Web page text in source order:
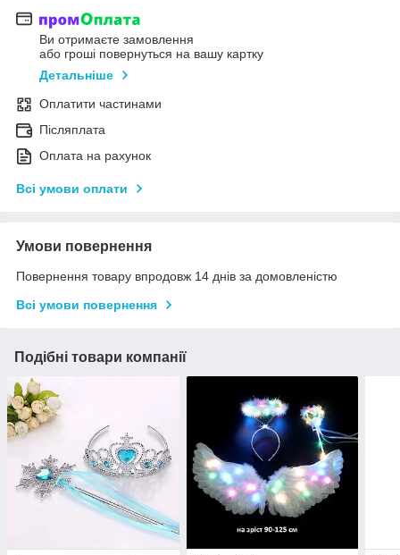
Ви отримаєте замовлення
або гроші повернуться на вашу картку
Детальніше
Оплатити частинами
Післяплата
Оплата на рахунок
Всі умови оплати
Умови повернення
Повернення товару впродовж 14 днів за домовленістю
Всі умови повернення
Подібні товари компанії